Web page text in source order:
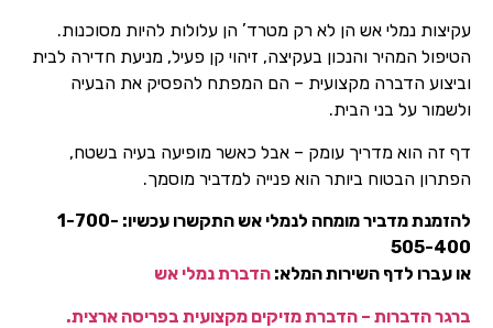
עקיצות נמלי אש הן לא רק מטרד’ הן עלולות להיות מסוכנות.
הטיפול המהיר והנכון בעקיצה, זיהוי קן פעיל, מניעת חדירה לבית
וביצוע הדברה מקצועית – הם המפתח להפסיק את הבעיה
ולשמור על בני הבית.
דף זה הוא מדריך עומק – אבל כאשר מופיעה בעיה בשטח,
הפתרון הבטוח ביותר הוא פנייה למדביר מוסמך.
להזמנת מדביר מומחה לנמלי אש התקשרו עכשיו: 1-700-
505-400
או עברו לדף השירות המלא: הדברת נמלי אש
ברגר הדברות – הדברת מזיקים מקצועית בפריסה ארצית.